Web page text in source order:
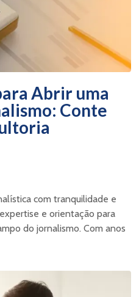
Abrir uma
Conte
com tranquilidade e
e orientação para
do jornalismo. Com anos